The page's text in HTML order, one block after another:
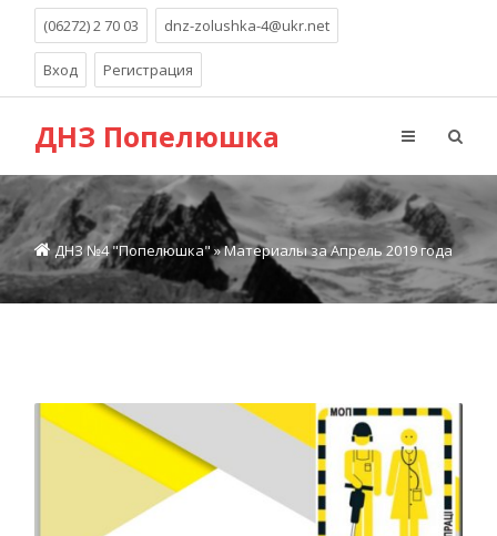
(06272) 2 70 03 dnz-zolushka-4@ukr.net
Вход Регистрация
ДНЗ Попелюшка
ДНЗ №4 "Попелюшка"» Материалы за Апрель 2019 года